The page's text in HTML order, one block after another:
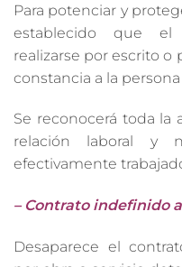
Para potenciar y
establecido que el
realizarse por escrito
constancia a la
Se reconocerá toda
relación laboral y
efectivamente
– Contrato indefinido
Desaparece el